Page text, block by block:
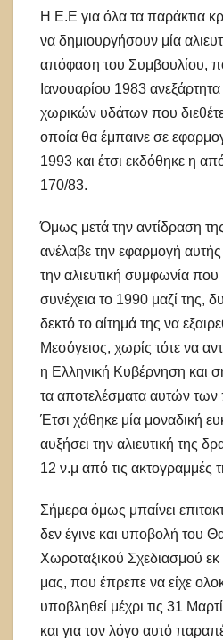
Η Ε.Ε για όλα τα παράκτια
να δημιουργήσουν μία
απόφαση του Συμβουλίου,
Ιανουαρίου 1983
χωρικών υδάτων που
οποία θα έμπαινε σε
1993 και έτσι εκδόθηκε η
170/83.
Όμως μετά την αντίδραση
ανέλαβε την εφαρμογή
την αλιευτική συμφωνία
συνέχεια το 1990 μαζί της,
δεκτό το αίτημά της να
Μεσόγειος, χωρίς τότε να
η Ελληνική Κυβέρνηση και
τα αποτελέσματα αυτών των
Έτσι χάθηκε μία μοναδική
αυξήσει την αλιευτική της
12 ν.μ από τις ακτογραμμές
Σήμερα όμως μπαίνει
δεν έγινε και υποβολή του
Χωροταξικού Σχεδιασμού
μας, που έπρεπε να είχε
υποβληθεί μέχρι τις 31
και για τον λόγο αυτό